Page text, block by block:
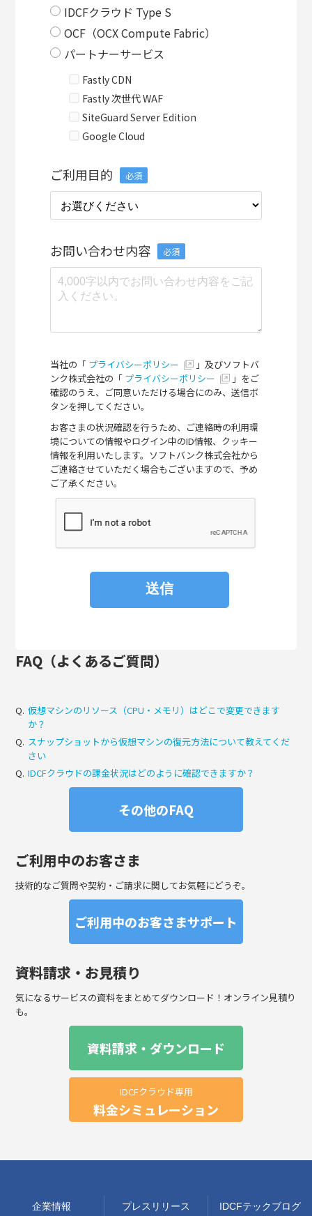
IDCFクラウド Type S
OCF（OCX Compute Fabric）
パートナーサービス
Fastly CDN
Fastly 次世代 WAF
SiteGuard Server Edition
Google Cloud
ご利用目的 必須
お問い合わせ内容 必須
当社の「 プライバシーポリシー
」及びソフトバ
ンク株式会社の「 プライバシーポリシー
」をご
確認のうえ、ご同意いただける場合にのみ、送信ボ
タンを押してください。
お客さまの状況確認を行うため、ご連絡時の利用環
境についての情報やログイン中のID情報、クッキー
情報を利用いたします。ソフトバンク株式会社から
ご連絡させていただく場合もございますので、予め
ご了承ください。
FAQ（よくあるご質問）
Q. 仮想マシンのリソース（CPU・メモリ）はどこで変更できます
か？
Q. スナップショットから仮想マシンの復元方法について教えてくだ
さい
Q. IDCFクラウドの課金状況はどのように確認できますか？
その他のFAQ
ご利用中のお客さま
技術的なご質問や契約・ご請求に関してお気軽にどうぞ。
ご利用中のお客さまサポート
資料請求・お見積り
気になるサービスの資料をまとめてダウンロード！オンライン見積り
も。
資料請求・ダウンロード
IDCFクラウド専用
料金シミュレーション
企業情報 プレスリリース IDCFテックブログ